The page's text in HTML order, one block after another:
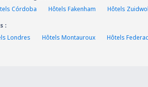
Córdoba Hôtels Fakenham Hôtels
:
Londres Hôtels Montauroux Hôtels